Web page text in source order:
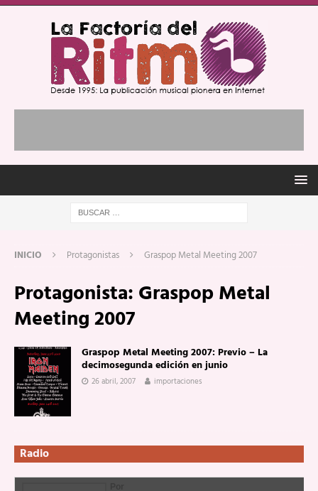
INICIO Protagonistas Graspop Metal Meeting 2007
Protagonista: Graspop Metal
Meeting 2007
Graspop Metal Meeting 2007: Previo – La
decimosegunda edición en junio
26 abril, 2007 importaciones
Radio